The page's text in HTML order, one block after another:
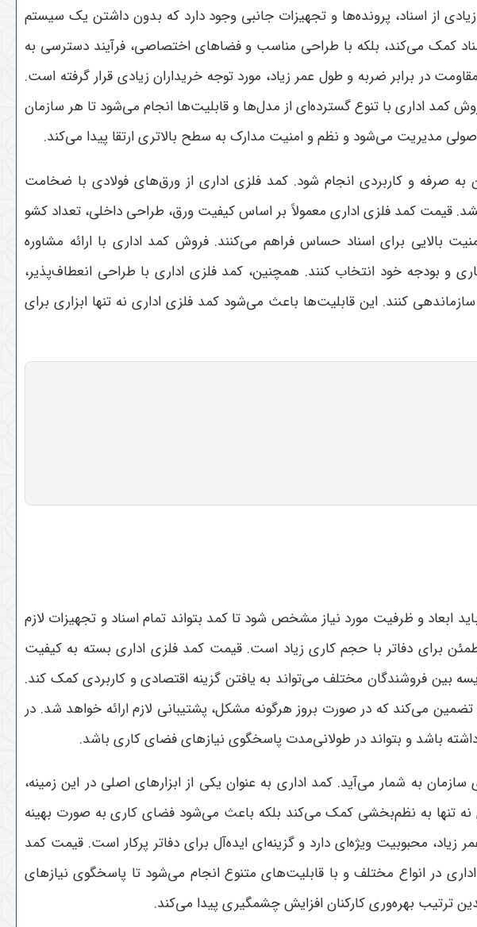
از اسناد، پرونده‌ها و تجهیزات جانبی وجود دارد که بدون داشتن یک سیستم
کمک می‌کند، بلکه با طراحی مناسب و فضاهای اختصاصی، فرآیند دسترسی به
در برابر ضربه و طول عمر زیاد، مورد توجه خریداران زیادی قرار گرفته است.
کمد اداری با تنوع گسترده‌ای از مدل‌ها و قابلیت‌ها انجام می‌شود تا هر سازمان
مدیریت می‌شود و نظم و امنیت مدارک به سطح بالاتری ارتقا پیدا می‌کند.
صرفه و کاربردی انجام شود. کمد فلزی اداری از ورق‌های فولادی با ضخامت
قیمت کمد فلزی اداری معمولاً بر اساس کیفیت ورق، طراحی داخلی، تعداد کشو
برای اسناد حساس فراهم می‌کنند. فروش کمد اداری با ارائه مشاوره
خود انتخاب کنند. همچنین، کمد فلزی اداری با طراحی انعطاف‌پذیر،
کنند. این قابلیت‌ها باعث می‌شود کمد فلزی اداری نه تنها ابزاری برای
ابعاد و ظرفیت مورد نیاز مشخص شود تا کمد بتواند تمام اسناد و تجهیزات لازم
برای دفاتر با حجم کاری زیاد است. قیمت کمد فلزی اداری بسته به کیفیت
بین فروشندگان مختلف می‌تواند به یافتن گزینه اقتصادی و کاربردی کمک کند.
می‌کند که در صورت بروز هرگونه مشکل، پشتیبانی لازم ارائه خواهد شد. در
داشته باشد و بتواند در طولانی‌مدت پاسخگوی نیازهای فضای کاری باشد.
به شمار می‌آید. کمد اداری به عنوان یکی از ابزارهای اصلی در این زمینه،
نه تنها به نظم‌بخشی کمک می‌کند بلکه باعث می‌شود فضای کاری به صورت بهینه
زیاد، محبوبیت ویژه‌ای دارد و گزینه‌ای ایده‌آل برای دفاتر پرکار است. قیمت کمد
در انواع مختلف و با قابلیت‌های متنوع انجام می‌شود تا پاسخگوی نیازهای
ترتیب بهره‌وری کارکنان افزایش چشمگیری پیدا می‌کند.